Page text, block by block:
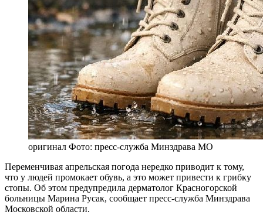
оригинал Фото: пресс-служба Минздрава МО
Переменчивая апрельская погода нередко приводит к тому,
что у людей промокает обувь, а это может привести к грибку
стопы. Об этом предупредила дерматолог Красногорской
больницы Марина Русак, сообщает пресс-служба Минздрава
Московской области.